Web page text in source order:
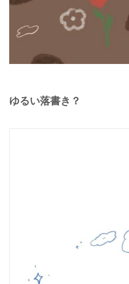
ゆるい落書き？